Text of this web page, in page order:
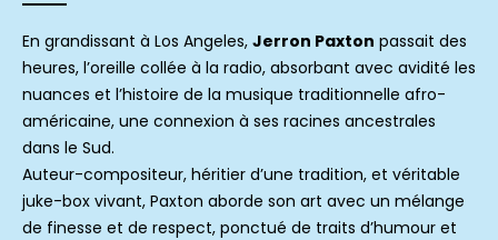
En grandissant à Los Angeles, Jerron Paxton passait des
heures, l’oreille collée à la radio, absorbant avec avidité les
nuances et l’histoire de la musique traditionnelle afro-
américaine, une connexion à ses racines ancestrales
dans le Sud.
Auteur-compositeur, héritier d’une tradition, et véritable
juke-box vivant, Paxton aborde son art avec un mélange
de finesse et de respect, ponctué de traits d’humour et